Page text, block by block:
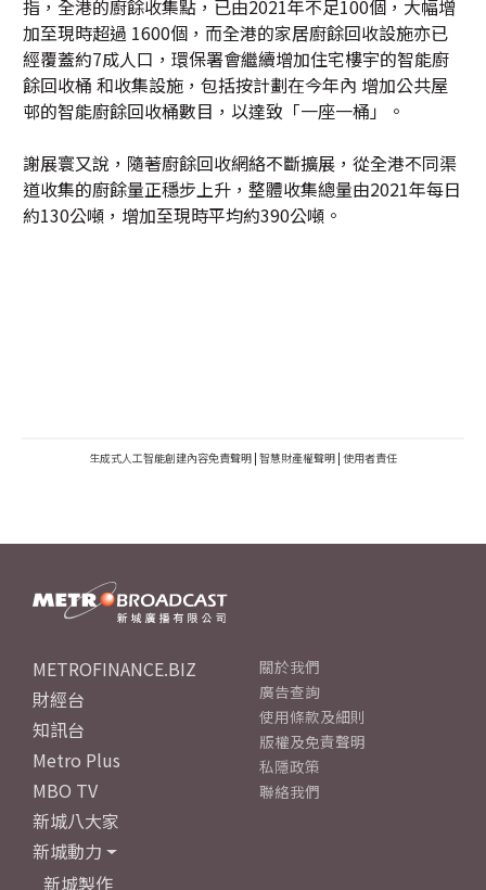
指，全港的廚餘收集點，已由2021年不足100個，大幅增
加至現時超過 1600個，而全港的家居廚餘回收設施亦已
經覆蓋約7成人口，環保署會繼續增加住宅樓宇的智能廚
餘回收桶 和收集設施，包括按計劃在今年內 增加公共屋
邨的智能廚餘回收桶數目，以達致「一座一桶」。
謝展寰又說，隨著廚餘回收網絡不斷擴展，從全港不同渠
道收集的廚餘量正穩步上升，整體收集總量由2021年每日
約130公噸，增加至現時平均約390公噸。
生成式人工智能創建內容免責聲明 | 智慧財產權聲明 | 使用者責任
METROFINANCE.BIZ
財經台
知訊台
Metro Plus
MBO TV
新城八大家
新城動力
新城製作
關於我們
廣告查詢
使用條款及細則
版權及免責聲明
私隱政策
聯絡我們